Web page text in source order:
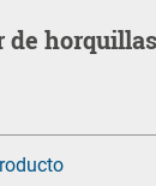
de